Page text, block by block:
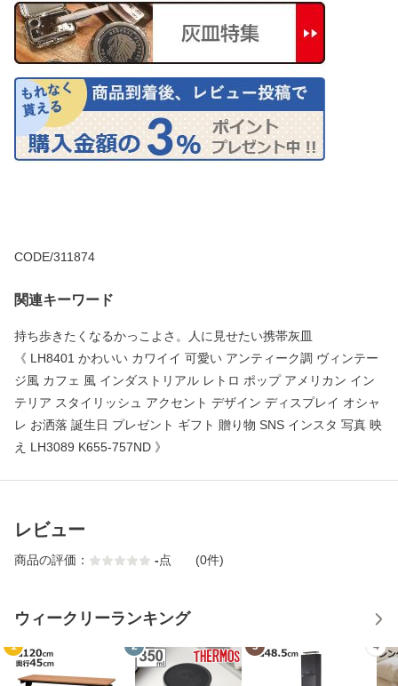
CODE/311874
関連キーワード
持ち歩きたくなるかっこよさ。人に見せたい携帯灰皿
《 LH8401 かわいい カワイイ 可愛い アンティーク調 ヴィンテー
ジ風 カフェ 風 インダストリアル レトロ ポップ アメリカン イン
テリア スタイリッシュ アクセント デザイン ディスプレイ オシャ
レ お洒落 誕生日 プレゼント ギフト 贈り物 SNS インスタ 写真 映
え LH3089 K655-757ND 》
レビュー
商品の評価： -点 (0件)
ウィークリーランキング
1 2 3 4